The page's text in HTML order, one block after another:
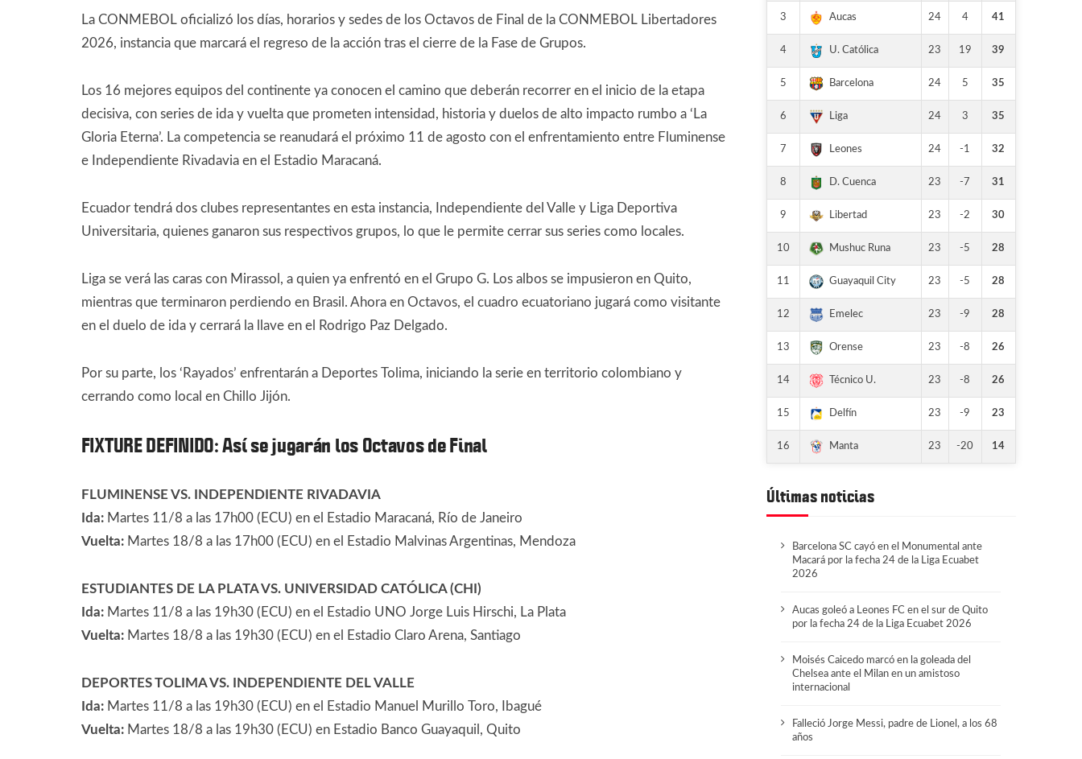
La CONMEBOL oficializó los días, horarios y sedes de los Octavos de Final de la CONMEBOL Libertadores
2026, instancia que marcará el regreso de la acción tras el cierre de la Fase de Grupos.
Los 16 mejores equipos del continente ya conocen el camino que deberán recorrer en el inicio de la etapa
decisiva, con series de ida y vuelta que prometen intensidad, historia y duelos de alto impacto rumbo a ‘La
Gloria Eterna’. La competencia se reanudará el próximo 11 de agosto con el enfrentamiento entre Fluminense
e Independiente Rivadavia en el Estadio Maracaná.
Ecuador tendrá dos clubes representantes en esta instancia, Independiente del Valle y Liga Deportiva
Universitaria, quienes ganaron sus respectivos grupos, lo que le permite cerrar sus series como locales.
Liga se verá las caras con Mirassol, a quien ya enfrentó en el Grupo G. Los albos se impusieron en Quito,
mientras que terminaron perdiendo en Brasil. Ahora en Octavos, el cuadro ecuatoriano jugará como visitante
en el duelo de ida y cerrará la llave en el Rodrigo Paz Delgado.
Por su parte, los ‘Rayados’ enfrentarán a Deportes Tolima, iniciando la serie en territorio colombiano y
cerrando como local en Chillo Jijón.
FIXTURE DEFINIDO: Así se jugarán los Octavos de Final
FLUMINENSE VS. INDEPENDIENTE RIVADAVIA
Ida:Martes 11/8 a las 17h00 (ECU) en el Estadio Maracaná, Río de Janeiro
Vuelta:Martes 18/8 a las 17h00 (ECU) en el Estadio Malvinas Argentinas, Mendoza
ESTUDIANTES DE LA PLATA VS. UNIVERSIDAD CATÓLICA (CHI)
Ida:Martes 11/8 a las 19h30 (ECU) en el Estadio UNO Jorge Luis Hirschi, La Plata
Vuelta:Martes 18/8 a las 19h30 (ECU) en el Estadio Claro Arena, Santiago
DEPORTES TOLIMA VS. INDEPENDIENTE DEL VALLE
Ida:Martes 11/8 a las 19h30 (ECU) en el Estadio Manuel Murillo Toro, Ibagué
Vuelta:Martes 18/8 a las 19h30 (ECU) en Estadio Banco Guayaquil, Quito
3 Aucas 24 4 41
4 U. Católica 23 19 39
5 Barcelona 24 5 35
6 Liga 24 3 35
7 Leones 24 -1 32
8 D. Cuenca 23 -7 31
9 Libertad 23 -2 30
10 Mushuc Runa 23 -5 28
11 Guayaquil City 23 -5 28
12 Emelec 23 -9 28
13 Orense 23 -8 26
14 Técnico U. 23 -8 26
15 Delfín 23 -9 23
16 Manta 23 -20 14
Últimas noticias
Barcelona SC cayó en el Monumental ante
Macará por la fecha 24 de la Liga Ecuabet
2026
Aucas goleó a Leones FC en el sur de Quito
por la fecha 24 de la Liga Ecuabet 2026
Moisés Caicedo marcó en la goleada del
Chelsea ante el Milan en un amistoso
internacional
Falleció Jorge Messi, padre de Lionel, a los 68
años